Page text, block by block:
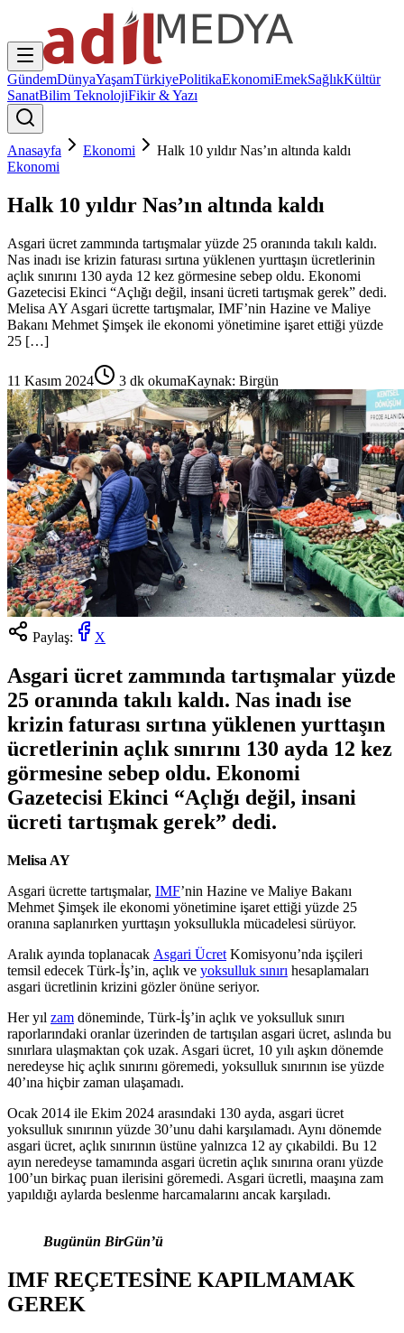
GündemDünyaYaşamTürkiyePolitikaEkonomiEmekSağlıkKültür
SanatBilim TeknolojiFikir & Yazı
Anasayfa Ekonomi
Halk 10 yıldır Nas’ın altında kaldı
Ekonomi
Halk 10 yıldır Nas’ın altında kaldı
Asgari ücret zammında tartışmalar yüzde 25 oranında takılı kaldı.
Nas inadı ise krizin faturası sırtına yüklenen yurttaşın ücretlerinin
açlık sınırını 130 ayda 12 kez görmesine sebep oldu. Ekonomi
Gazetecisi Ekinci “Açlığı değil, insani ücreti tartışmak gerek” dedi.
Melisa AY Asgari ücrette tartışmalar, IMF’nin Hazine ve Maliye
Bakanı Mehmet Şimşek ile ekonomi yönetimine işaret ettiği yüzde
25 […]
11 Kasım 2024 3 dk okumaKaynak: Birgün
Paylaş: X
Asgari ücret zammında tartışmalar yüzde
25 oranında takılı kaldı. Nas inadı ise
krizin faturası sırtına yüklenen yurttaşın
ücretlerinin açlık sınırını 130 ayda 12 kez
görmesine sebep oldu. Ekonomi
Gazetecisi Ekinci “Açlığı değil, insani
ücreti tartışmak gerek” dedi.
Melisa AY
Asgari ücrette tartışmalar, IMF’nin Hazine ve Maliye Bakanı
Mehmet Şimşek ile ekonomi yönetimine işaret ettiği yüzde 25
oranına saplanırken yurttaşın yoksullukla mücadelesi sürüyor.
Aralık ayında toplanacak Asgari Ücret Komisyonu’nda işçileri
temsil edecek Türk-İş’in, açlık ve yoksulluk sınırı hesaplamaları
asgari ücretlinin krizini gözler önüne seriyor.
Her yıl zam döneminde, Türk-İş’in açlık ve yoksulluk sınırı
raporlarındaki oranlar üzerinden de tartışılan asgari ücret, aslında bu
sınırlara ulaşmaktan çok uzak. Asgari ücret, 10 yılı aşkın dönemde
neredeyse hiç açlık sınırını göremedi, yoksulluk sınırının ise yüzde
40’ına hiçbir zaman ulaşamadı.
Ocak 2014 ile Ekim 2024 arasındaki 130 ayda, asgari ücret
yoksulluk sınırının yüzde 30’unu dahi karşılamadı. Aynı dönemde
asgari ücret, açlık sınırının üstüne yalnızca 12 ay çıkabildi. Bu 12
ayın neredeyse tamamında asgari ücretin açlık sınırına oranı yüzde
100’un birkaç puan ilerisini göremedi. Asgari ücretli, maaşına zam
yapıldığı aylarda beslenme harcamalarını ancak karşıladı.
Bugünün BirGün’ü
IMF REÇETESİNE KAPILMAMAK
GEREK